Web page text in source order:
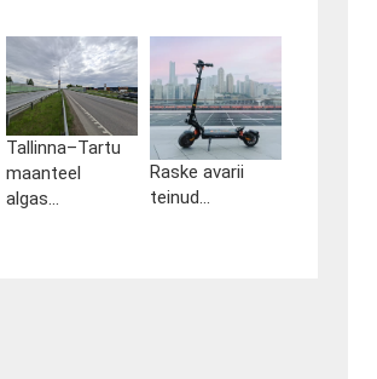
Tallinna–Tartu
maanteel
algas...
Raske avarii
teinud...